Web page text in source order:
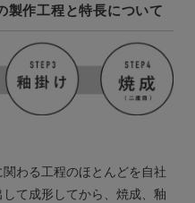
製作工程と特長について
わる工程のほとんどを自社
て成形してから、焼成、釉